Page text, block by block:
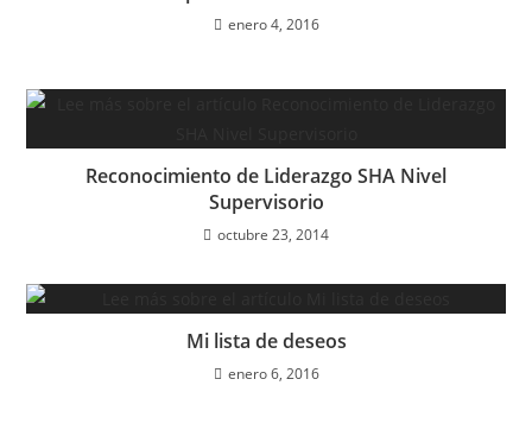
enero 4, 2016
Reconocimiento de Liderazgo SHA Nivel
Supervisorio
octubre 23, 2014
Mi lista de deseos
enero 6, 2016